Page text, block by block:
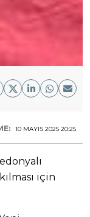
10 MAYIS 2025 20:25
için